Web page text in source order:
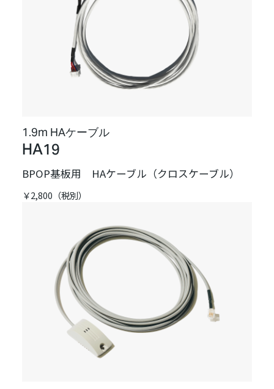
1.9m HAケーブル
HA19
BPOP基板用 HAケーブル（クロスケーブル）
￥2,800（税別）